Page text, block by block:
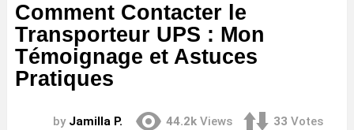
Comment Contacter le
Transporteur UPS : Mon
Témoignage et Astuces
Pratiques
by Jamilla P. 44.2k Views 33 Votes